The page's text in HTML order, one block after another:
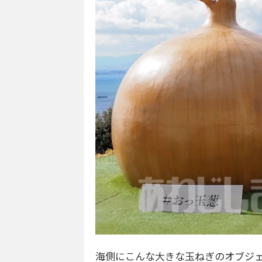
海側にこんな大きな玉ねぎのオブジ